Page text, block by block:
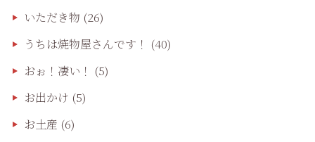
いただき物 (26)
うちは焼物屋さんです！ (40)
おぉ！凄い！ (5)
お出かけ (5)
お土産 (6)